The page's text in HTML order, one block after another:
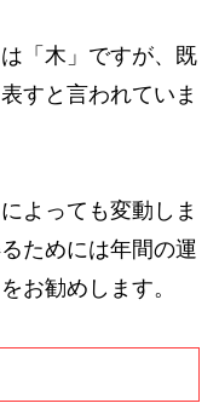
「木」ですが、既
すと言われていま
よっても変動しま
ためには年間の運
お勧めします。